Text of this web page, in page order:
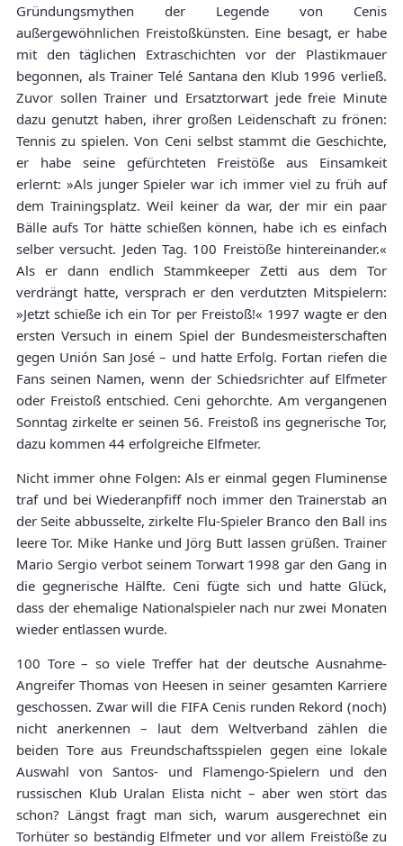
Gründungsmythen der Legende von Cenis
außergewöhnlichen Freistoßkünsten. Eine besagt, er habe
mit den täglichen Extraschichten vor der Plastikmauer
begonnen, als Trainer Telé Santana den Klub 1996 verließ.
Zuvor sollen Trainer und Ersatztorwart jede freie Minute
dazu genutzt haben, ihrer großen Leidenschaft zu frönen:
Tennis zu spielen. Von Ceni selbst stammt die Geschichte,
er habe seine gefürchteten Freistöße aus Einsamkeit
erlernt: »Als junger Spieler war ich immer viel zu früh auf
dem Trainingsplatz. Weil keiner da war, der mir ein paar
Bälle aufs Tor hätte schießen können, habe ich es einfach
selber versucht. Jeden Tag. 100 Freistöße hintereinander.«
Als er dann endlich Stammkeeper Zetti aus dem Tor
verdrängt hatte, versprach er den verdutzten Mitspielern:
»Jetzt schieße ich ein Tor per Freistoß!« 1997 wagte er den
ersten Versuch in einem Spiel der Bundesmeisterschaften
gegen Unión San José – und hatte Erfolg. Fortan riefen die
Fans seinen Namen, wenn der Schiedsrichter auf Elfmeter
oder Freistoß entschied. Ceni gehorchte. Am vergangenen
Sonntag zirkelte er seinen 56. Freistoß ins gegnerische Tor,
dazu kommen 44 erfolgreiche Elfmeter.
Nicht immer ohne Folgen: Als er einmal gegen Fluminense
traf und bei Wiederanpfiff noch immer den Trainerstab an
der Seite abbusselte, zirkelte Flu-Spieler Branco den Ball ins
leere Tor. Mike Hanke und Jörg Butt lassen grüßen. Trainer
Mario Sergio verbot seinem Torwart 1998 gar den Gang in
die gegnerische Hälfte. Ceni fügte sich und hatte Glück,
dass der ehemalige Nationalspieler nach nur zwei Monaten
wieder entlassen wurde.
100 Tore – so viele Treffer hat der deutsche Ausnahme-
Angreifer Thomas von Heesen in seiner gesamten Karriere
geschossen. Zwar will die FIFA Cenis runden Rekord (noch)
nicht anerkennen – laut dem Weltverband zählen die
beiden Tore aus Freundschaftsspielen gegen eine lokale
Auswahl von Santos- und Flamengo-Spielern und den
russischen Klub Uralan Elista nicht – aber wen stört das
schon? Längst fragt man sich, warum ausgerechnet ein
Torhüter so beständig Elfmeter und vor allem Freistöße zu